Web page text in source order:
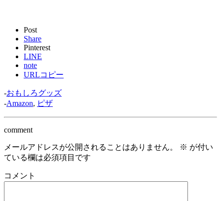
Post
Share
Pinterest
LINE
note
URLコピー
-おもしろグッズ
-Amazon, ピザ
comment
メールアドレスが公開されることはありません。 ※ が付い
ている欄は必須項目です
コメント